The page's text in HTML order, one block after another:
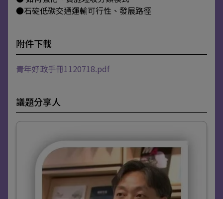
●石碇低碳交通運輸可行性、發展路徑
附件下載
青年好政手冊1120718.pdf
議題分享人